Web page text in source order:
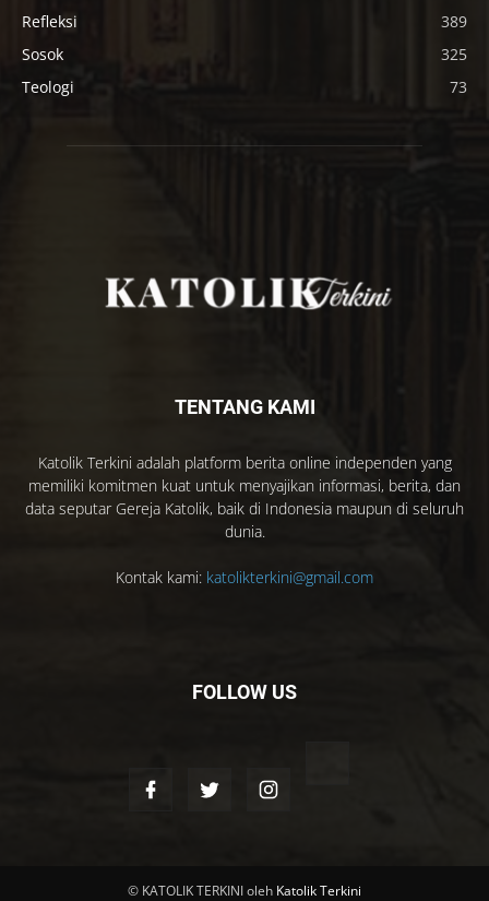
Refleksi
389
Sosok
325
Teologi
73
TENTANG KAMI
Katolik Terkini adalah platform berita online independen yang
memiliki komitmen kuat untuk menyajikan informasi, berita, dan
data seputar Gereja Katolik, baik di Indonesia maupun di seluruh
dunia.
Kontak kami: katolikterkini@gmail.com
FOLLOW US
© KATOLIK TERKINI oleh Katolik Terkini